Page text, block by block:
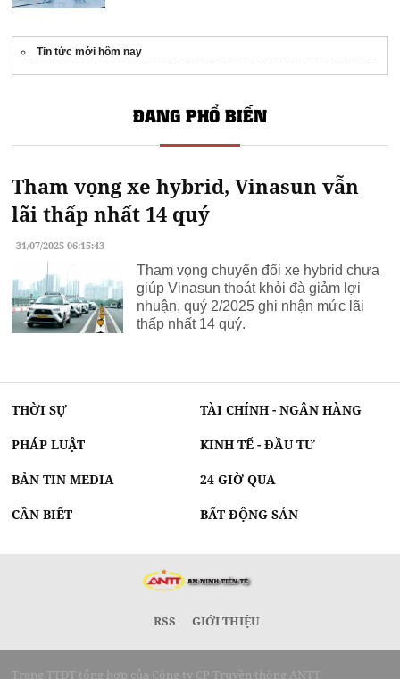
Tin tức mới hôm nay
ĐANG PHỔ BIẾN
Tham vọng xe hybrid, Vinasun vẫn
lãi thấp nhất 14 quý
31/07/2025 06:15:43
Tham vọng chuyển đổi xe hybrid chưa
giúp Vinasun thoát khỏi đà giảm lợi
nhuận, quý 2/2025 ghi nhận mức lãi
thấp nhất 14 quý.
THỜI SỰ TÀI CHÍNH - NGÂN HÀNG
PHÁP LUẬT KINH TẾ - ĐẦU TƯ
BẢN TIN MEDIA 24 GIỜ QUA
CẦN BIẾT BẤT ĐỘNG SẢN
RSS GIỚI THIỆU
Trang TTĐT tổng hợp của Công ty CP Truyền thông ANTT